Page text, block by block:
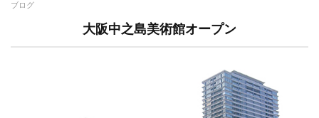
ブログ
大阪中之島美術館オープン